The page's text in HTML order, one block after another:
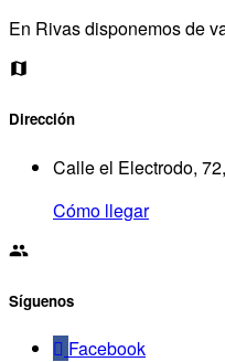
En Rivas disponemos de
Dirección
Calle el Electrodo,
Cómo llegar
Síguenos
Facebook